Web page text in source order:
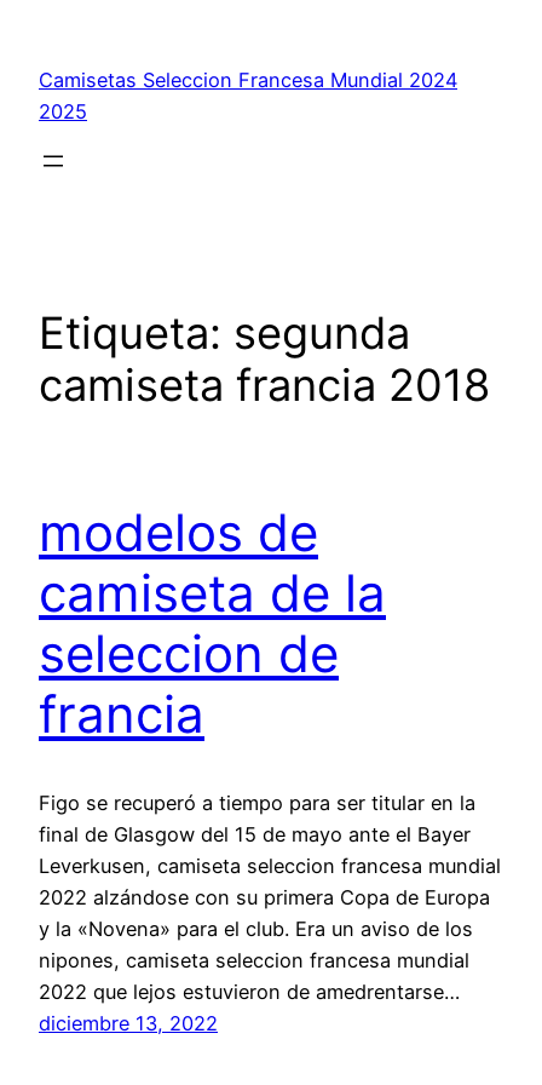
contenido
Camisetas Seleccion Francesa Mundial 2024
2025
Etiqueta: segunda
camiseta francia 2018
modelos de
camiseta de la
seleccion de
francia
Figo se recuperó a tiempo para ser titular en la
final de Glasgow del 15 de mayo ante el Bayer
Leverkusen, camiseta seleccion francesa mundial
2022 alzándose con su primera Copa de Europa
y la «Novena» para el club. Era un aviso de los
nipones, camiseta seleccion francesa mundial
2022 que lejos estuvieron de amedrentarse…
diciembre 13, 2022